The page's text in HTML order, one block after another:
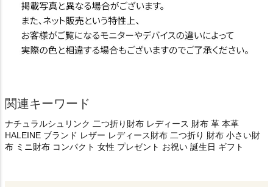
関連キーワード
ナチュラルシュリンク 二つ折り財布 レディース 財布 革 本革
HALEINE ブランド レザー レディース財布 二つ折り 財布 小さい財
布 ミニ財布 コンパクト 女性 プレゼント お祝い 誕生日 ギフト